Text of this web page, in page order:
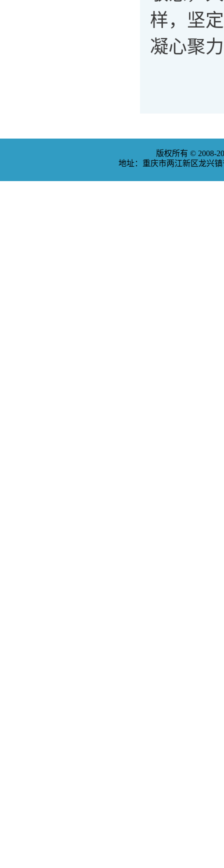
样，坚
凝心聚
版权所有 © 2008-
地址：重庆市两江新区龙兴镇